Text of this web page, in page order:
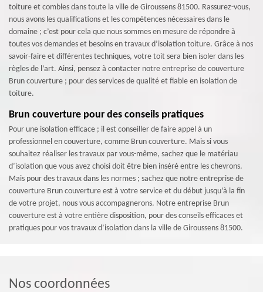
toiture et combles dans toute la ville de Giroussens 81500. Rassurez-vous,
nous avons les qualifications et les compétences nécessaires dans le
domaine ; c’est pour cela que nous sommes en mesure de répondre à
toutes vos demandes et besoins en travaux d’isolation toiture. Grâce à nos
savoir-faire et différentes techniques, votre toit sera bien isoler dans les
règles de l’art. Ainsi, pensez à contacter notre entreprise de couverture
Brun couverture ; pour des services de qualité et fiable en isolation de
toiture.
Brun couverture pour des conseils pratiques
Pour une isolation efficace ; il est conseiller de faire appel à un
professionnel en couverture, comme Brun couverture. Mais si vous
souhaitez réaliser les travaux par vous-même, sachez que le matériau
d’isolation que vous avez choisi doit être bien inséré entre les chevrons.
Mais pour des travaux dans les normes ; sachez que notre entreprise de
couverture Brun couverture est à votre service et du début jusqu’à la fin
de votre projet, nous vous accompagnerons. Notre entreprise Brun
couverture est à votre entière disposition, pour des conseils efficaces et
pratiques pour vos travaux d’isolation dans la ville de Giroussens 81500.
Nos coordonnées